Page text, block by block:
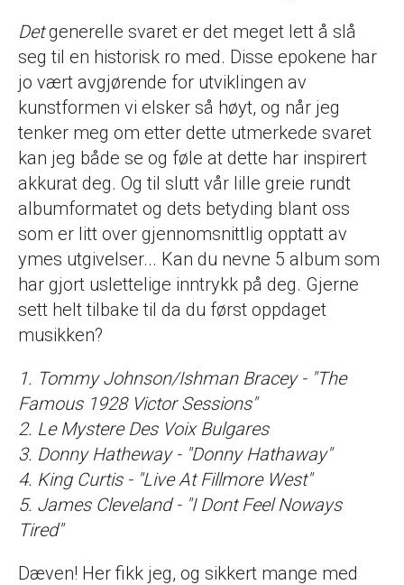
Detgenerelle svaret er det meget lett å slå
seg til en historisk ro med. Disse epokene har
jo vært avgjørende for utviklingen av
kunstformen vi elsker så høyt, og når jeg
tenker meg om etter dette utmerkede svaret
kan jeg både se og føle at dette har inspirert
akkurat deg. Og til slutt vår lille greie rundt
albumformatet og dets betyding blant oss
som er litt over gjennomsnittlig opptatt av
ymes utgivelser... Kan du nevne 5 album som
har gjort uslettelige inntrykk på deg. Gjerne
sett helt tilbake til da du først oppdaget
musikken?
1. Tommy Johnson/Ishman Bracey - "The
Famous 1928 Victor Sessions"
2. Le Mystere Des Voix Bulgares
3. Donny Hatheway - "Donny Hathaway"
4. King Curtis - "Live At Fillmore West"
5. James Cleveland - "I Dont Feel Noways
Tired"
Dæven! Her fikk jeg, og sikkert mange med